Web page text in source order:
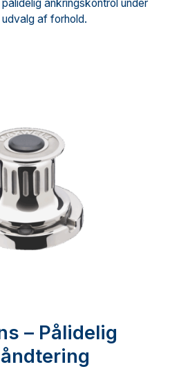
ankringskontrol under
af forhold.
– Pålidelig